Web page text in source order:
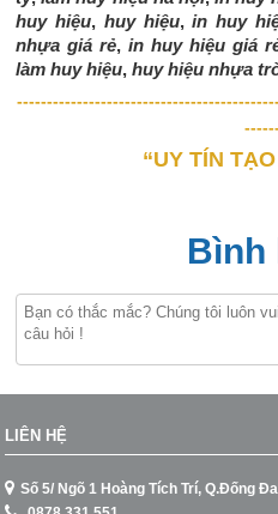
huy hiệu, huy hiệu,in huy
nhựa giá rẻ, in huy hiệu giá
làm huy hiệu,huy hiệu nhựa
“UY TÍN
Bình
LIÊN HỆ
Số 5/ Ngõ 1 Hoàng Tích Trí, Q.Đống